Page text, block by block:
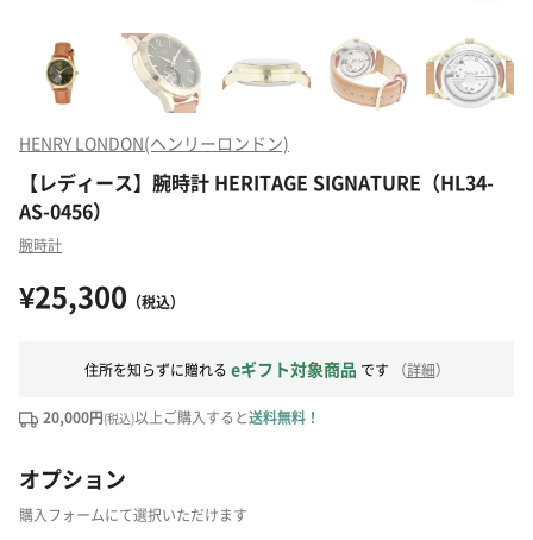
HENRY LONDON(ヘンリーロンドン)
【レディース】腕時計 HERITAGE SIGNATURE（HL34-
AS-0456）
腕時計
¥25,300 （税込）
住所を知らずに贈れる eギフト対象商品 です （詳細）
20,000円(税込)以上ご購入すると送料無料！
オプション
購入フォームにて選択いただけます